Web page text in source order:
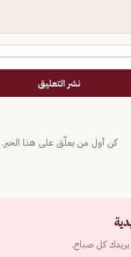
نشر التعليق
كن أول من يعلّق على هذا الخبر.
بريدك كل صباح.